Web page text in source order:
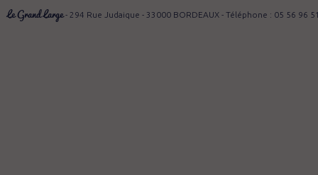
Le Grand Large- 294 Rue Judaique - 33000 BORDEAUX - Téléphone : 05 56 96